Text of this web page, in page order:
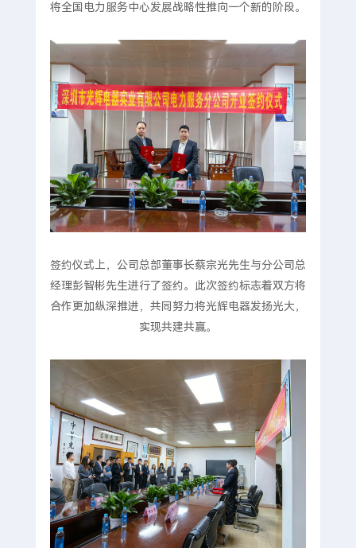
将全国电力服务中心发展战略性推向一个新的阶段。
签约仪式上，公司总部董事长蔡宗光先生与分公司总
经理彭智彬先生进行了签约。此次签约标志着双方将
合作更加纵深推进，共同努力将光辉电器发扬光大，
实现共建共赢。